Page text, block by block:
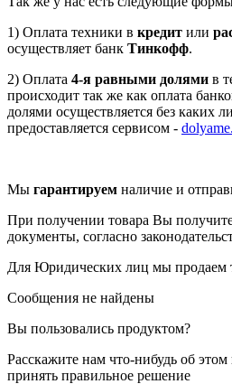
1) Оплата техники в кредит или
осуществляет банк Тинкофф.
2) Оплата 4-я равными долями в
происходит так же как оплата
долями осуществляется без каких
предоставляется сервисом -
Мы гарантируем наличие и
При получении товара Вы
документы, согласно
Для Юридических лиц мы продаем
Сообщения не найдены
Вы пользовались продуктом?
Расскажите нам что-нибудь об
принять правильное решение